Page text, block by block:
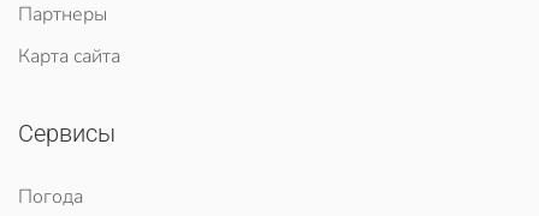
Партнеры
Карта сайта
Сервисы
Погода